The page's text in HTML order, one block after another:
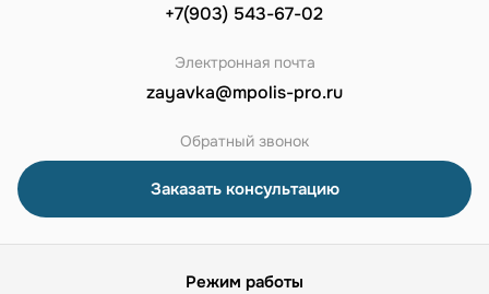
+7(903) 543-67-02
Электронная почта
zayavka@mpolis-pro.ru
Обратный звонок
Заказать консультацию
Режим работы